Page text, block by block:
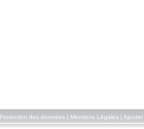
Protection des données| Mentions Légales| Ajouter